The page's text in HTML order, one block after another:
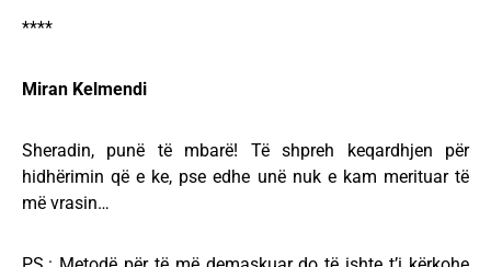
****
Miran Kelmendi
Sheradin, punë të mbarë! Të shpreh keqardhjen për
hidhërimin që e ke, pse edhe unë nuk e kam merituar të
më vrasin…